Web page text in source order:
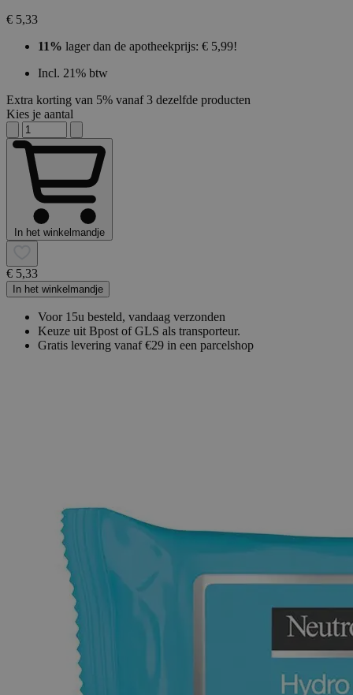
€ 5,33
11% lager dan de apotheekprijs: € 5,99!
Incl. 21% btw
Extra korting van 5% vanaf 3 dezelfde producten
Kies je aantal
In het winkelmandje
€ 5,33
In het winkelmandje
Voor 15u besteld, vandaag verzonden
Keuze uit Bpost of GLS als transporteur.
Gratis levering vanaf €29 in een parcelshop